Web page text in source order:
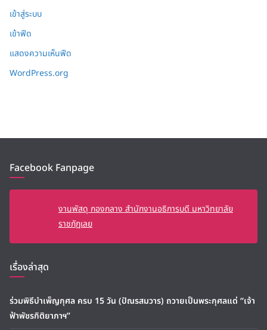
เข้าสู่ระบบ
เข้าฟีด
แสดงความเห็นฟีด
WordPress.org
Facebook Fanpage
งานพัสดุ กองกลาง สำนักงานอธิการบดี มหาวิทยาลัย
ราชภัฏเลย
เรื่องล่าสุด
ร่วมพิธีบำเพ็ญกุศล ครบ 15 วัน (ปัณรสมวาร) ถวายเป็นพระกุศลแด่ “เจ้า
ฟ้าพัชรกิติยาภาฯ”